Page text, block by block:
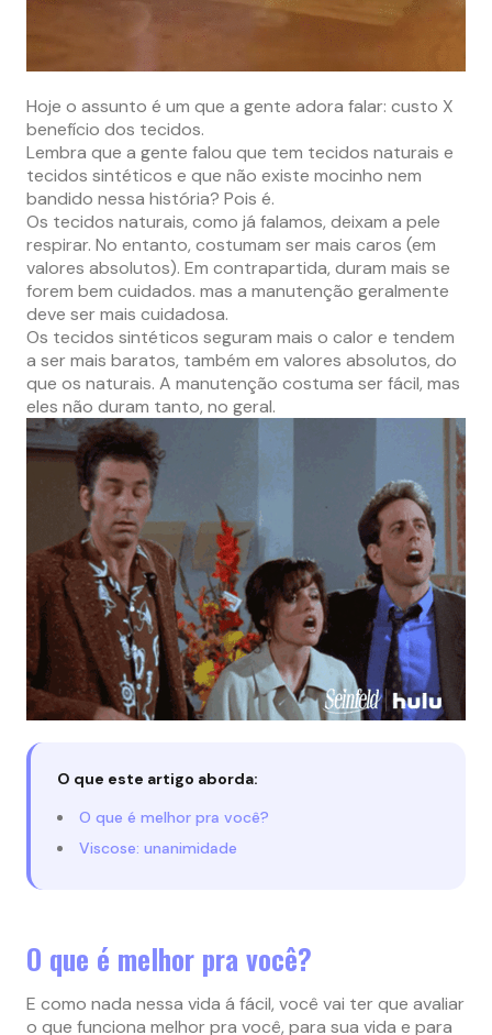
Hoje o assunto é um que a gente adora falar: custo X
benefício dos tecidos.
Lembra que a gente falou que tem tecidos naturais e
tecidos sintéticos e que não existe mocinho nem
bandido nessa história? Pois é.
Os tecidos naturais, como já falamos, deixam a pele
respirar. No entanto, costumam ser mais caros (em
valores absolutos). Em contrapartida, duram mais se
forem bem cuidados. mas a manutenção geralmente
deve ser mais cuidadosa.
Os tecidos sintéticos seguram mais o calor e tendem
a ser mais baratos, também em valores absolutos, do
que os naturais. A manutenção costuma ser fácil, mas
eles não duram tanto, no geral.
O que este artigo aborda:
O que é melhor pra você?
Viscose: unanimidade
O que é melhor pra você?
E como nada nessa vida á fácil, você vai ter que avaliar
o que funciona melhor pra você, para sua vida e para